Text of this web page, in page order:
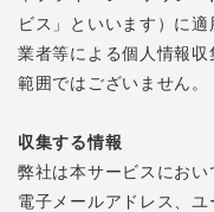
ビス」といいます）に
業者等による個人情報
範囲ではございません。
収集する情報
弊社は本サービスにおい
電子メールアドレス、ユ